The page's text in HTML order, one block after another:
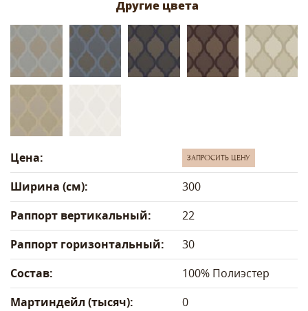
Цена: ЗАПРОСИТЬ ЦЕНУ
Ширина (см):
300
Раппорт вертикальный:
22
Раппорт горизонтальный:
30
Состав:
100% Полиэстер
Мартиндейл (тысяч):
0